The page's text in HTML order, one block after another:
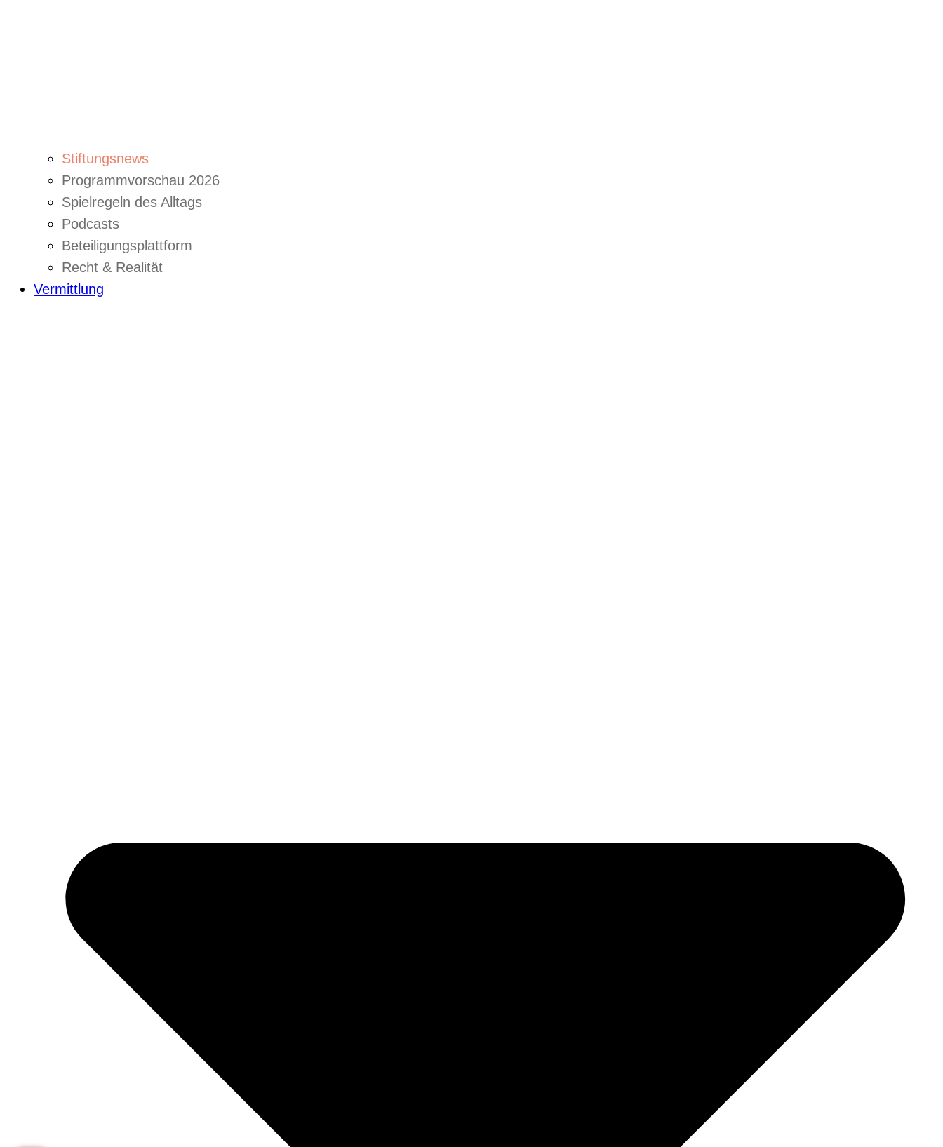
Stiftungsnews
Programmvorschau 2026
Spielregeln des Alltags
Podcasts
Beteiligungsplattform
Recht & Realität
Vermittlung